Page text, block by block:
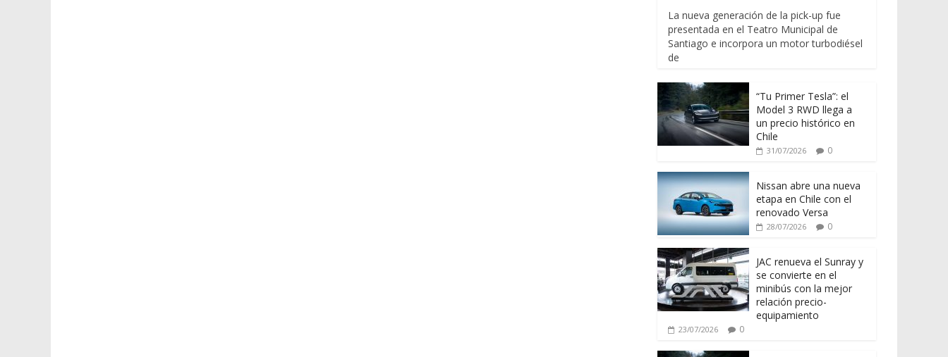
La nueva generación de la pick-up fue
presentada en el Teatro Municipal de
Santiago e incorpora un motor turbodiésel
de
“Tu Primer Tesla”: el
Model 3 RWD llega a
un precio histórico en
Chile
31/07/2026 0
Nissan abre una nueva
etapa en Chile con el
renovado Versa
28/07/2026 0
JAC renueva el Sunray y
se convierte en el
minibús con la mejor
relación precio-
equipamiento
23/07/2026 0